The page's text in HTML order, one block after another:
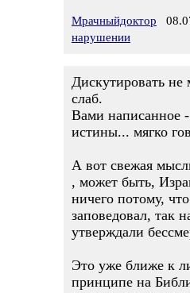
Мрачныйдоктор
нарушении
Дискутировать не
слаб.
Вами написанное -
истины... мягко
А вот свежая
, может быть,
ничего потому,
заповедовал, так
утверждали
Это уже ближе к
принципе на